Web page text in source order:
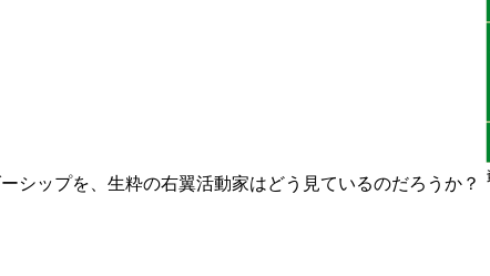
シップを、生粋の右翼活動家はどう見ているのだろうか？